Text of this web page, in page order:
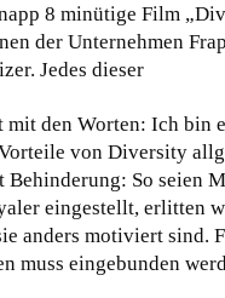
8 minütige Film
der Unternehmen
Jedes dieser
mit den Worten: Ich bin
von Diversity
Behinderung: So seien
eingestellt, erlitten
anders motiviert sind.
muss eingebunden